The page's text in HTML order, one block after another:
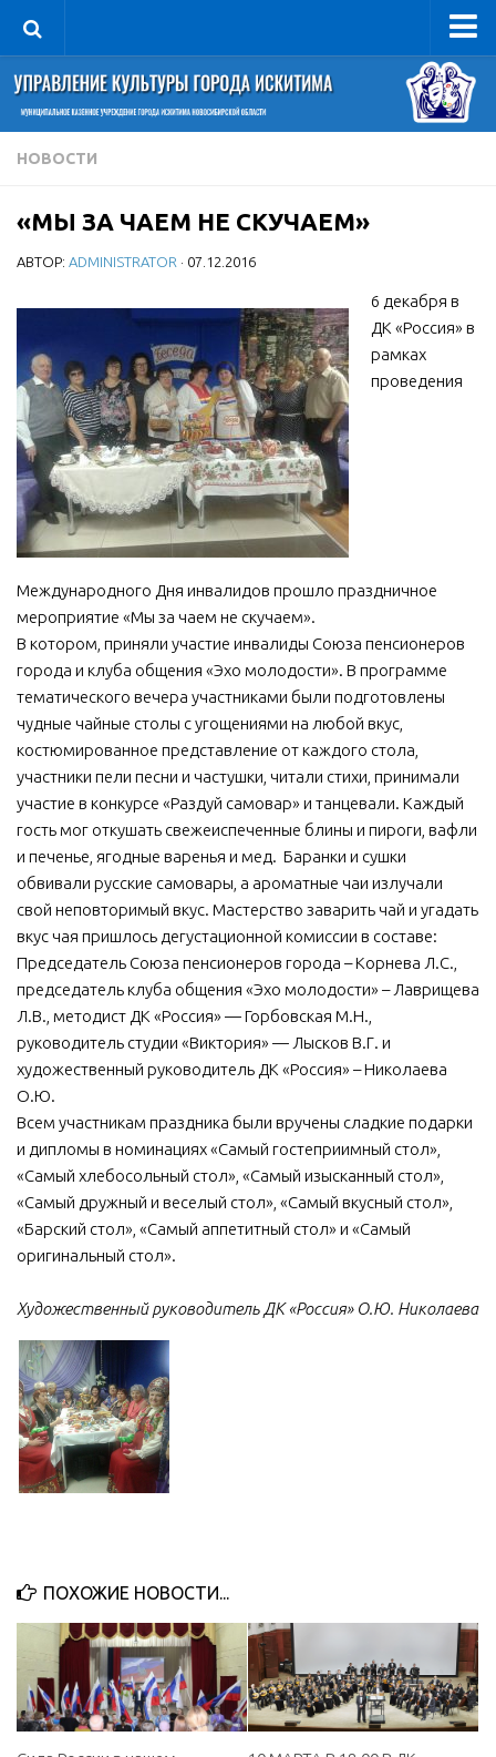
Управление
Руководитель
Сведения об организации
Книга почета культуры
Фотогалерея
Учредительные документы
Правовая база
Противодействие коррупции
Отчеты о деятельности
Учреждения культуры
МБУ Дом культуры «Молодость»
МБОУ ДО «Детская школа искусств»
МБОУ ДО «Детская музыкальная школа»
МБУК «Искитимский городской историко-художественный
музей»
МБУ Парк культуры и отдыха им. И.В. Коротеева
ДК «Россия»
Независимая оценка качества
НОВОСТИ
«МЫ ЗА ЧАЕМ НЕ СКУЧАЕМ»
АВТОР: ADMINISTRATOR · 07.12.2016
6 декабря в
ДК «Россия» в
рамках
проведения
Международного Дня инвалидов прошло праздничное
мероприятие «Мы за чаем не скучаем».
В котором, приняли участие инвалиды Союза пенсионеров
города и клуба общения «Эхо молодости». В программе
тематического вечера участниками были подготовлены
чудные чайные столы с угощениями на любой вкус,
костюмированное представление от каждого стола,
участники пели песни и частушки, читали стихи, принимали
участие в конкурсе «Раздуй самовар» и танцевали. Каждый
гость мог откушать свежеиспеченные блины и пироги, вафли
и печенье, ягодные варенья и мед. Баранки и сушки
обвивали русские самовары, а ароматные чаи излучали
свой неповторимый вкус. Мастерство заварить чай и угадать
вкус чая пришлось дегустационной комиссии в составе:
Председатель Союза пенсионеров города – Корнева Л.С.,
председатель клуба общения «Эхо молодости» – Лаврищева
Л.В., методист ДК «Россия» — Горбовская М.Н.,
руководитель студии «Виктория» — Лысков В.Г. и
художественный руководитель ДК «Россия» – Николаева
О.Ю.
Всем участникам праздника были вручены сладкие подарки
и дипломы в номинациях «Самый гостеприимный стол»,
«Самый хлебосольный стол», «Самый изысканный стол»,
«Самый дружный и веселый стол», «Самый вкусный стол»,
«Барский стол», «Самый аппетитный стол» и «Самый
оригинальный стол».
Художественный руководитель ДК «Россия» О.Ю. Николаева
ПОХОЖИЕ НОВОСТИ...